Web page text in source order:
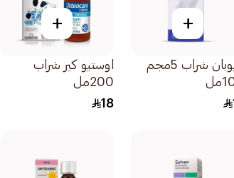
+
هيوبان شراب 5مجم
+
اوستيو كير شراب
200مل
18